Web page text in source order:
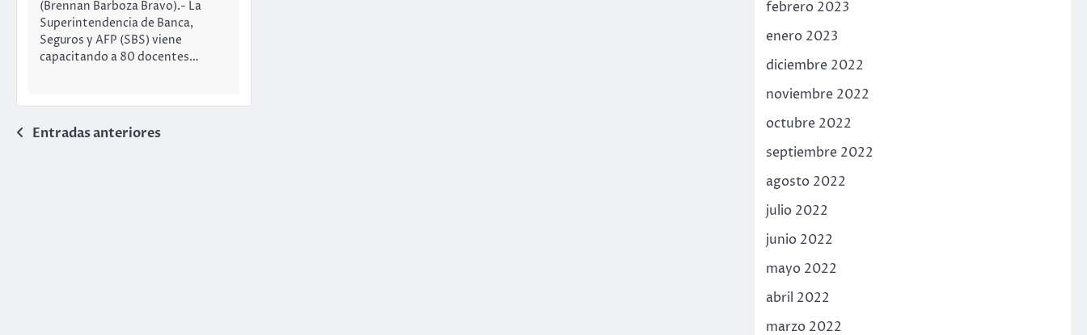
(Brennan Barboza Bravo).- La
Superintendencia de Banca,
Seguros y AFP (SBS) viene
capacitando a 80 docentes…
Navegación
Entradas anteriores
febrero 2023
enero 2023
diciembre 2022
noviembre 2022
octubre 2022
septiembre 2022
agosto 2022
julio 2022
junio 2022
mayo 2022
abril 2022
marzo 2022